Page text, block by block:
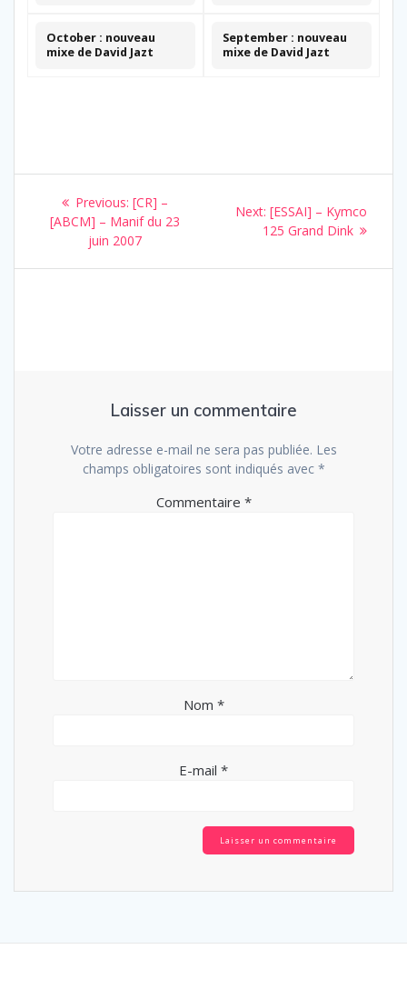
October : nouveau
mixe de David Jazt
September : nouveau
mixe de David Jazt
Navigation
l’article
Previous: Previous
post:
[CR] –
[ABCM] – Manif du 23
juin 2007
Next: Next
post:
[ESSAI] – Kymco
125 Grand Dink
Laisser un commentaire
Votre adresse e-mail ne sera pas publiée. Les
champs obligatoires sont indiqués avec *
Commentaire *
Nom *
E-mail *